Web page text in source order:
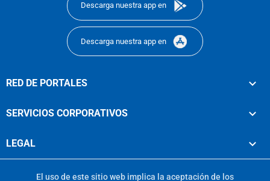
Descarga nuestra app en
Descarga nuestra app en
RED DE PORTALES
SERVICIOS CORPORATIVOS
LEGAL
El uso de este sitio web implica la aceptación de los